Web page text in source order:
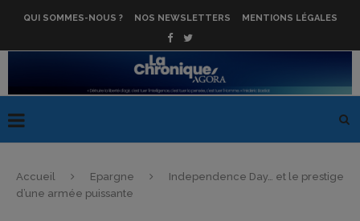
QUI SOMMES-NOUS ? NOS NEWSLETTERS MENTIONS LÉGALES
Accueil Epargne
Independence Day… et le prestige
d’une armée puissante